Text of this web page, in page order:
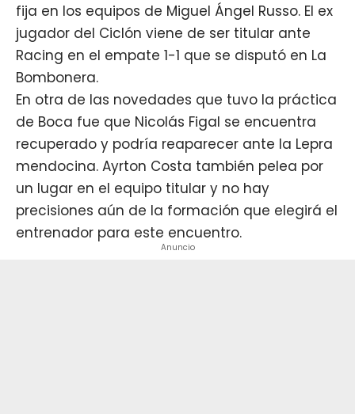
fija en los equipos de Miguel Ángel Russo. El ex
jugador del Ciclón viene de ser titular ante
Racing en el empate 1-1 que se disputó en La
Bombonera.
En otra de las novedades que tuvo la práctica
de Boca fue que Nicolás Figal se encuentra
recuperado y podría reaparecer ante la Lepra
mendocina. Ayrton Costa también pelea por
un lugar en el equipo titular y no hay
precisiones aún de la formación que elegirá el
entrenador para este encuentro.
Anuncio